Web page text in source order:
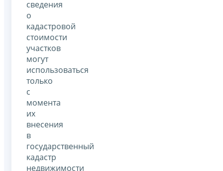
сведения
о
кадастровой
стоимости
участков
могут
использоваться
только
с
момента
их
внесения
в
государственный
кадастр
недвижимости